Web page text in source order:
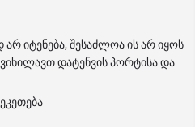
იტენება, შესაძლოა ის არ იყოს
დატენვის პორტისა და